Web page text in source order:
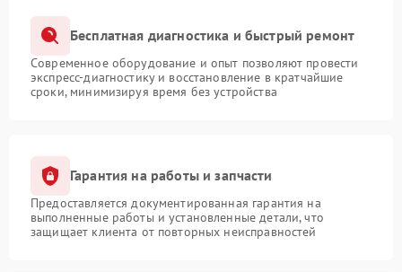
Бесплатная диагностика и быстрый ремонт
Современное оборудование и опыт позволяют провести
экспресс-диагностику и восстановление в кратчайшие
сроки, минимизируя время без устройства
Гарантия на работы и запчасти
Предоставляется документированная гарантия на
выполненные работы и установленные детали, что
защищает клиента от повторных неисправностей